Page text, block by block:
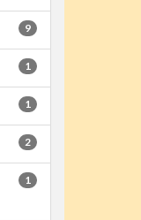
9
1
1
2
1